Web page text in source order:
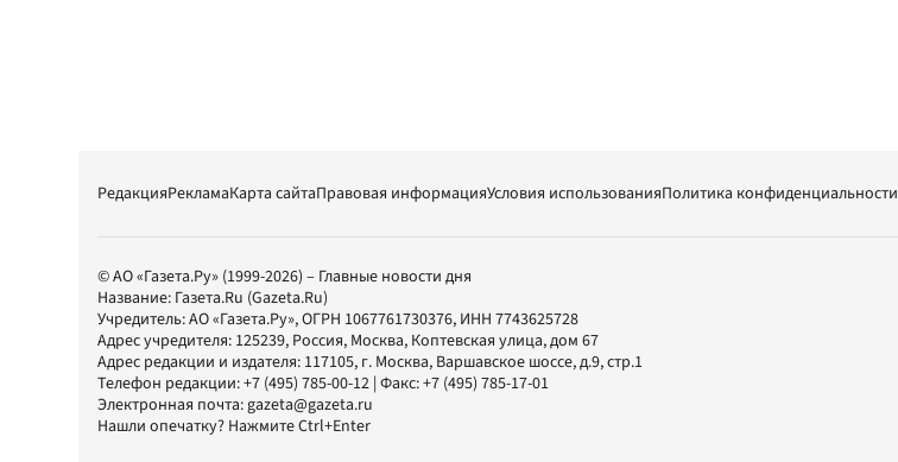
РедакцияРекламаКарта сайтаПравовая информацияУсловия использованияПолитика конфиденциальности
© АО «Газета.Ру» (1999-2026) – Главные новости дня
Название: Газета.Ru (Gazeta.Ru)
Учредитель:АО «Газета.Ру», ОГРН 1067761730376, ИНН 7743625728
Адрес учредителя: 125239, Россия, Москва, Коптевская улица, дом 67
Адрес редакции и издателя: 117105, г. Москва, Варшавское шоссе, д.9, стр.1
Телефон редакции:+7 (495) 785-00-12 | Факс:+7 (495) 785-17-01
Электронная почта:gazeta@gazeta.ru
Нашли опечатку? Нажмите Ctrl+Enter